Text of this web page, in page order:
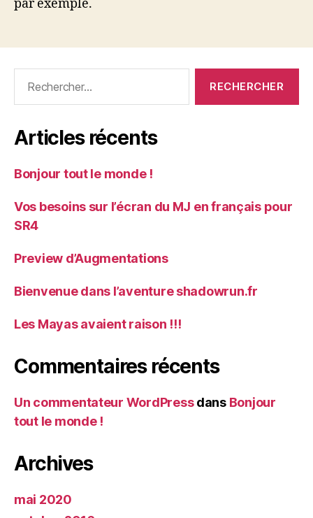
par exemple.
Articles récents
Bonjour tout le monde !
Vos besoins sur l’écran du MJ en français pour
SR4
Preview d’Augmentations
Bienvenue dans l’aventure shadowrun.fr
Les Mayas avaient raison !!!
Commentaires récents
Un commentateur WordPressdans Bonjour
tout le monde !
Archives
mai 2020